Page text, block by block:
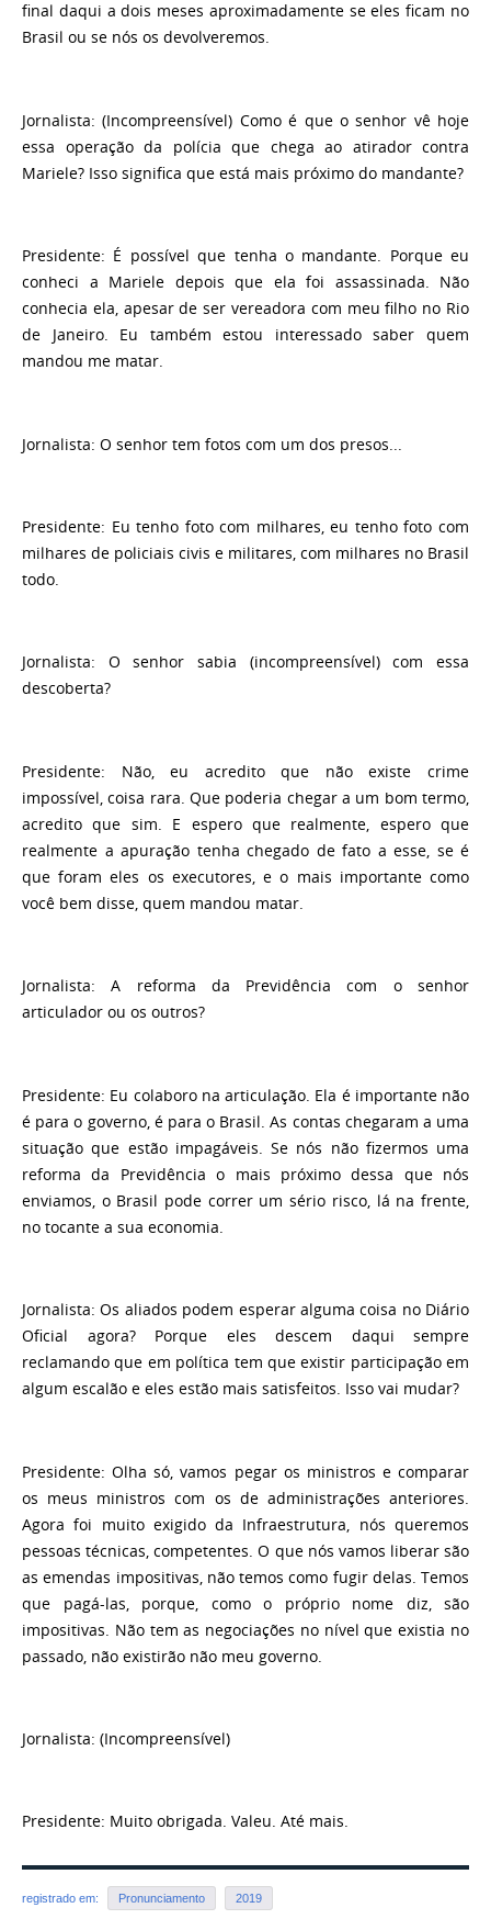
final daqui a dois meses aproximadamente se eles ficam no
Brasil ou se nós os devolveremos.
Jornalista: (Incompreensível) Como é que o senhor vê hoje
essa operação da polícia que chega ao atirador contra
Mariele? Isso significa que está mais próximo do mandante?
Presidente: É possível que tenha o mandante. Porque eu
conheci a Mariele depois que ela foi assassinada. Não
conhecia ela, apesar de ser vereadora com meu filho no Rio
de Janeiro. Eu também estou interessado saber quem
mandou me matar.
Jornalista: O senhor tem fotos com um dos presos...
Presidente: Eu tenho foto com milhares, eu tenho foto com
milhares de policiais civis e militares, com milhares no Brasil
todo.
Jornalista: O senhor sabia (incompreensível) com essa
descoberta?
Presidente: Não, eu acredito que não existe crime
impossível, coisa rara. Que poderia chegar a um bom termo,
acredito que sim. E espero que realmente, espero que
realmente a apuração tenha chegado de fato a esse, se é
que foram eles os executores, e o mais importante como
você bem disse, quem mandou matar.
Jornalista: A reforma da Previdência com o senhor
articulador ou os outros?
Presidente: Eu colaboro na articulação. Ela é importante não
é para o governo, é para o Brasil. As contas chegaram a uma
situação que estão impagáveis. Se nós não fizermos uma
reforma da Previdência o mais próximo dessa que nós
enviamos, o Brasil pode correr um sério risco, lá na frente,
no tocante a sua economia.
Jornalista: Os aliados podem esperar alguma coisa no Diário
Oficial agora? Porque eles descem daqui sempre
reclamando que em política tem que existir participação em
algum escalão e eles estão mais satisfeitos. Isso vai mudar?
Presidente: Olha só, vamos pegar os ministros e comparar
os meus ministros com os de administrações anteriores.
Agora foi muito exigido da Infraestrutura, nós queremos
pessoas técnicas, competentes. O que nós vamos liberar são
as emendas impositivas, não temos como fugir delas. Temos
que pagá-las, porque, como o próprio nome diz, são
impositivas. Não tem as negociações no nível que existia no
passado, não existirão não meu governo.
Jornalista: (Incompreensível)
Presidente: Muito obrigada. Valeu. Até mais.
registrado em: Pronunciamento 2019